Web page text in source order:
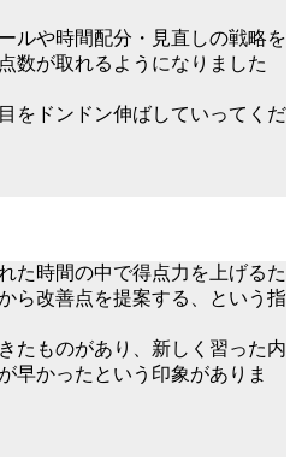
ルや時間配分・見直しの戦略を
数が取れるようになりました
をドンドン伸ばしていってくだ
た時間の中で得点力を上げるた
ら改善点を提案する、という指
たものがあり、新しく習った内
早かったという印象がありま